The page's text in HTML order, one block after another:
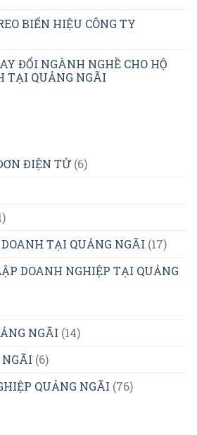
BIỂN HIỆU CÔNG TY
ĐỔI NGÀNH NGHỀ CHO HỘ
TẠI QUẢNG NGÃI
ĐIỆN TỬ(6)
TẠI QUẢNG NGÃI (17)
DOANH NGHIỆP TẠI QUẢNG
NGÃI (14)
NGÃI (6)
QUẢNG NGÃI (76)